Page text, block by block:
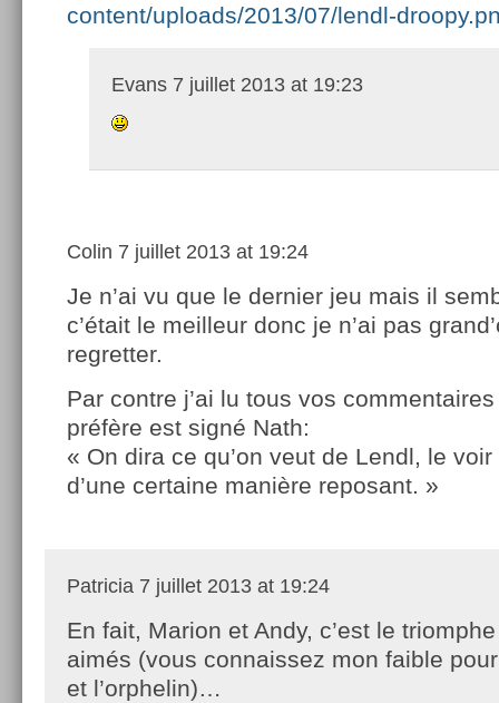
content/uploads/2013/07/lendl-
Evans 7 juillet 2013 at 19:23
Colin 7 juillet 2013 at 19:24
Je n’ai vu que le dernier jeu mais il
c’était le meilleur donc je n’ai pas
regretter.
Par contre j’ai lu tous vos
préfère est signé Nath:
« On dira ce qu’on veut de Lendl, le
d’une certaine manière reposant. »
Patricia 7 juillet 2013 at 19:24
En fait, Marion et Andy, c’est le
aimés (vous connaissez mon faible
et l’orphelin)…